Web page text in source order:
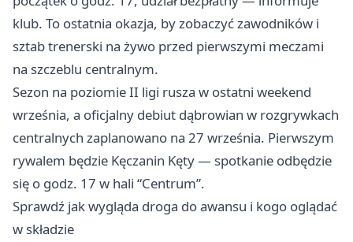
klub. To ostatnia okazja, by zobaczyć zawodników i
sztab trenerski na żywo przed pierwszymi meczami
na szczeblu centralnym.
Sezon na poziomie II ligi rusza w ostatni weekend
września, a oficjalny debiut dąbrowian w rozgrywkach
centralnych zaplanowano na 27 września. Pierwszym
rywalem będzie Kęczanin Kęty — spotkanie odbędzie
się o godz. 17 w hali “Centrum”.
Sprawdź jak wygląda droga do awansu i kogo oglądać
w składzie